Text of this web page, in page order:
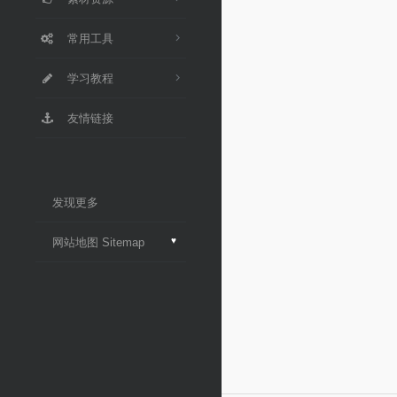
常用工具
学习教程
友情链接
发现更多
网站地图 Sitemap ♥︎